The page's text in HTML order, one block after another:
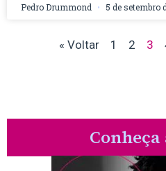
Pedro Drummond 5 de setembro
« Voltar 1 2 3